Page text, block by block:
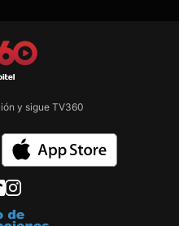
y sigue TV360